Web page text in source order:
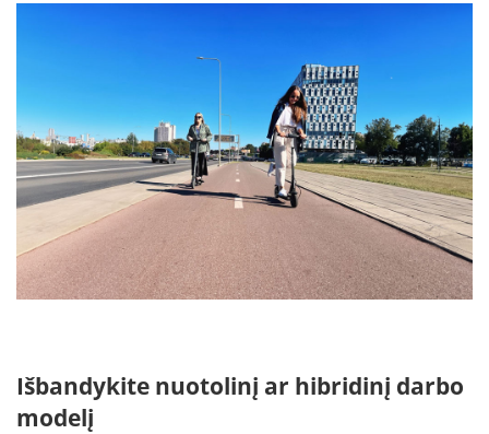
Išbandykite nuotolinį ar hibridinį darbo
modelį